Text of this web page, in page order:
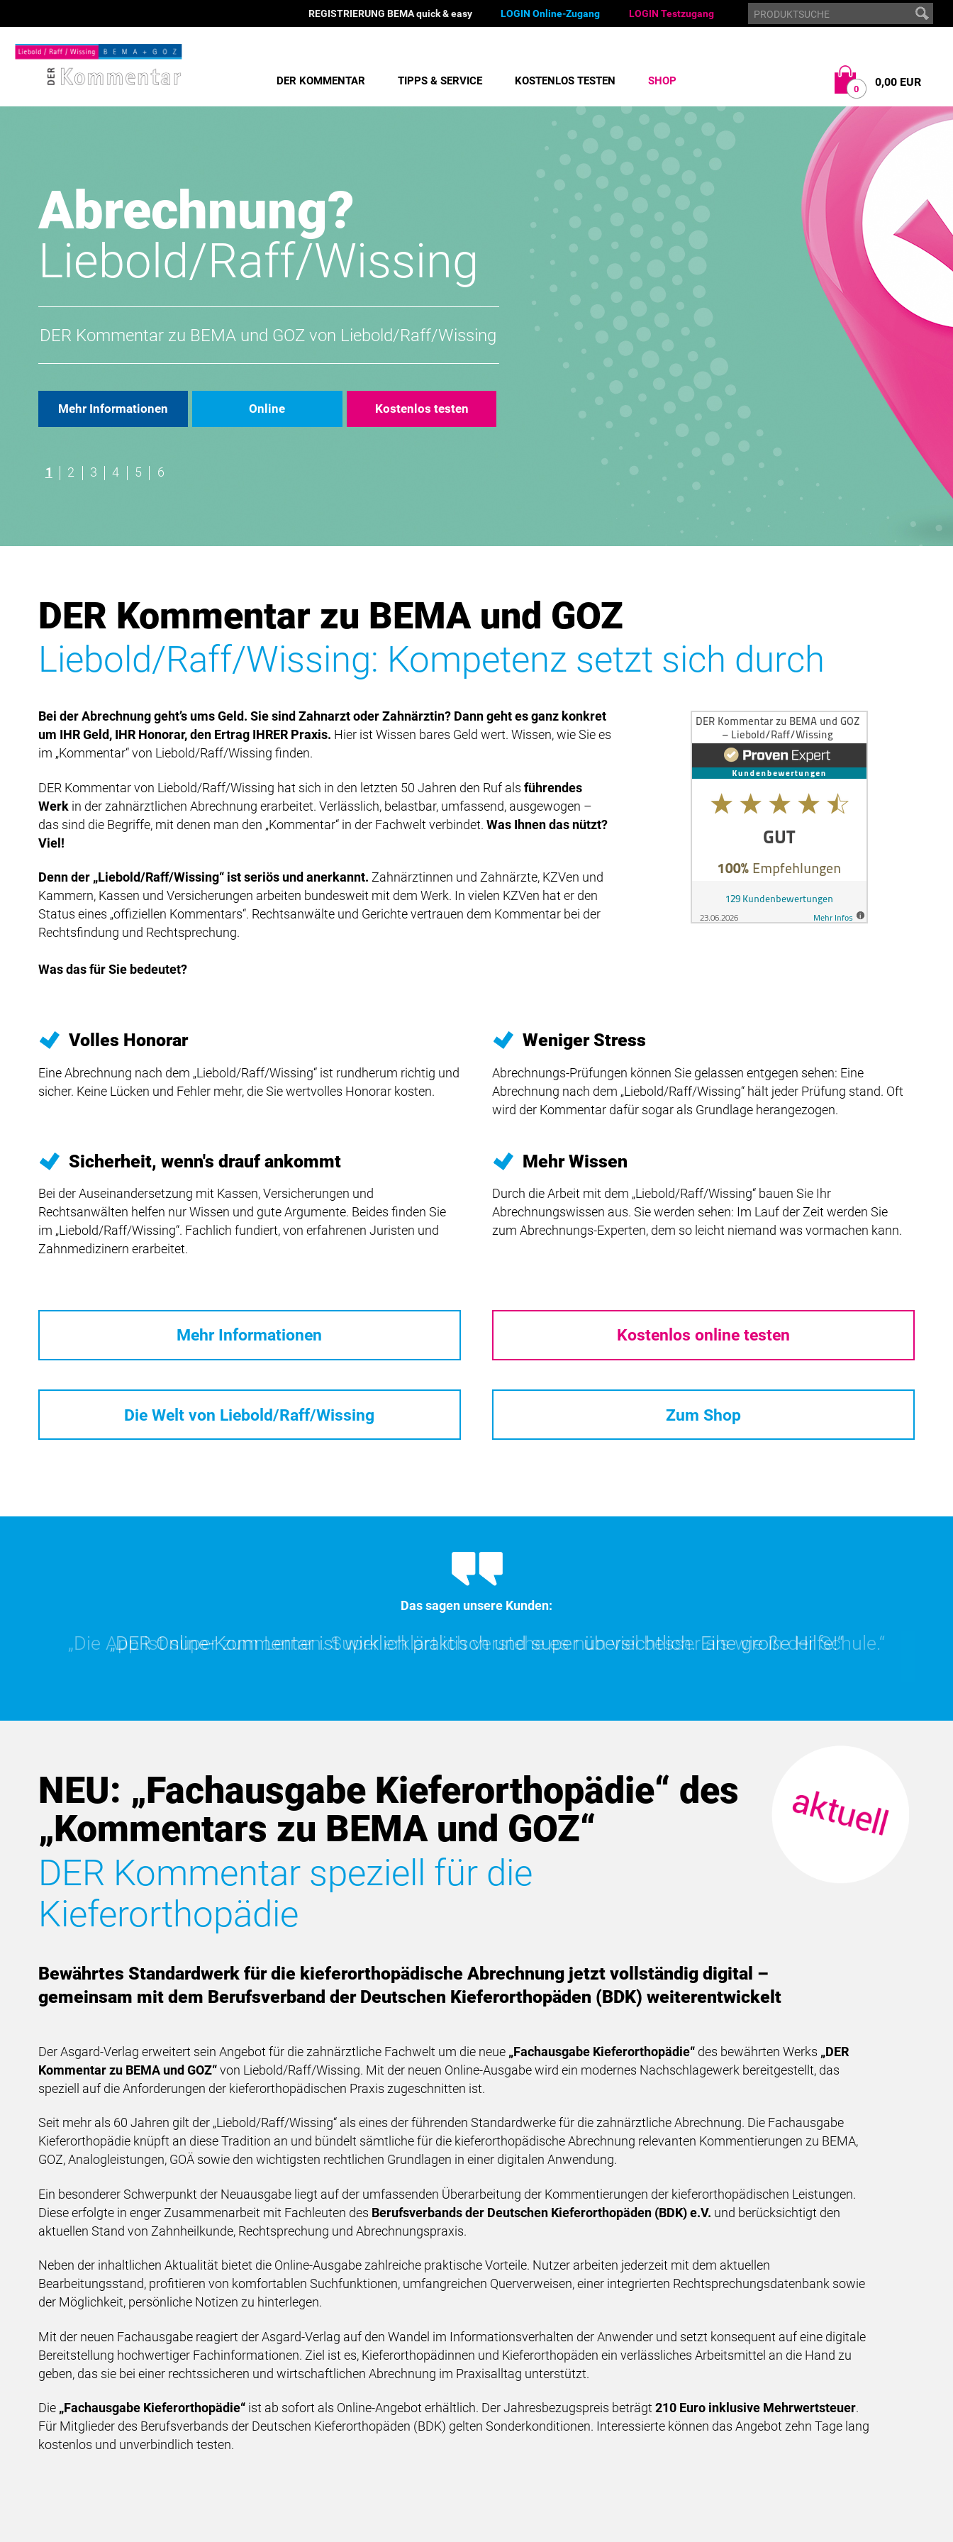
REGISTRIERUNG BEMA quick & easy LOGIN Online-Zugang LOGIN Testzugang
DER KOMMENTAR TIPPS & SERVICE KOSTENLOS TESTEN SHOP
0 0,00 EUR
1 2 3 4 5 6
Abrechnung?
Liebold/Raff/Wissing
DER Kommentar zu BEMA und GOZ von Liebold/Raff/Wissing
Mehr Informationen Online Kostenlos testen
DER Kommentar zu BEMA und GOZ
Liebold/Raff/Wissing: Kompetenz setzt sich durch
Bei der Abrechnung geht’s ums Geld. Sie sind Zahnarzt oder Zahnärztin? Dann geht es ganz konkret
um IHR Geld, IHR Honorar, den Ertrag IHRER Praxis. Hier ist Wissen bares Geld wert. Wissen, wie Sie es
im „Kommentar“ von Liebold/Raff/Wissing finden.
DER Kommentar von Liebold/Raff/Wissing hat sich in den letzten 50 Jahren den Ruf als führendes
Werkin der zahnärztlichen Abrechnung erarbeitet. Verlässlich, belastbar, umfassend, ausgewogen –
das sind die Begriffe, mit denen man den „Kommentar“ in der Fachwelt verbindet. Was Ihnen das nützt?
Viel!
Denn der „Liebold/Raff/Wissing“ ist seriös und anerkannt. Zahnärztinnen und Zahnärzte, KZVen und
Kammern, Kassen und Versicherungen arbeiten bundesweit mit dem Werk. In vielen KZVen hat er den
Status eines „offiziellen Kommentars“. Rechtsanwälte und Gerichte vertrauen dem Kommentar bei der
Rechtsfindung und Rechtsprechung.
Was das für Sie bedeutet?
Volles Honorar
Eine Abrechnung nach dem „Liebold/Raff/Wissing“ ist rundherum richtig und
sicher. Keine Lücken und Fehler mehr, die Sie wertvolles Honorar kosten.
Weniger Stress
Abrechnungs-Prüfungen können Sie gelassen entgegen sehen: Eine
Abrechnung nach dem „Liebold/Raff/Wissing“ hält jeder Prüfung stand. Oft
wird der Kommentar dafür sogar als Grundlage herangezogen.
Sicherheit, wenn's drauf ankommt
Bei der Auseinandersetzung mit Kassen, Versicherungen und
Rechtsanwälten helfen nur Wissen und gute Argumente. Beides finden Sie
im „Liebold/Raff/Wissing“. Fachlich fundiert, von erfahrenen Juristen und
Zahnmedizinern erarbeitet.
Mehr Wissen
Durch die Arbeit mit dem „Liebold/Raff/Wissing“ bauen Sie Ihr
Abrechnungswissen aus. Sie werden sehen: Im Lauf der Zeit werden Sie
zum Abrechnungs-Experten, dem so leicht niemand was vormachen kann.
Mehr Informationen Kostenlos online testen
Die Welt von Liebold/Raff/Wissing Zum Shop
Das sagen unsere Kunden:
„DER Online-Kommentar ist wirklich praktisch und super übersichtlich. Eine große Hilfe!“
„Die App ist super zum Lernen. Super erklärt ich verstehe es nun viel besser als wie in der Schule.“
NEU: „Fachausgabe Kieferorthopädie“ des
„Kommentars zu BEMA und GOZ“
DER Kommentar speziell für die
Kieferorthopädie
Bewährtes Standardwerk für die kieferorthopädische Abrechnung jetzt vollständig digital –
gemeinsam mit dem Berufsverband der Deutschen Kieferorthopäden (BDK) weiterentwickelt
Der Asgard-Verlag erweitert sein Angebot für die zahnärztliche Fachwelt um die neue „Fachausgabe Kieferorthopädie“des bewährten Werks „DER
Kommentar zu BEMA und GOZ“von Liebold/Raff/Wissing. Mit der neuen Online-Ausgabe wird ein modernes Nachschlagewerk bereitgestellt, das
speziell auf die Anforderungen der kieferorthopädischen Praxis zugeschnitten ist.
Seit mehr als 60 Jahren gilt der „Liebold/Raff/Wissing“ als eines der führenden Standardwerke für die zahnärztliche Abrechnung. Die Fachausgabe
Kieferorthopädie knüpft an diese Tradition an und bündelt sämtliche für die kieferorthopädische Abrechnung relevanten Kommentierungen zu BEMA,
GOZ, Analogleistungen, GOÄ sowie den wichtigsten rechtlichen Grundlagen in einer digitalen Anwendung.
Ein besonderer Schwerpunkt der Neuausgabe liegt auf der umfassenden Überarbeitung der Kommentierungen der kieferorthopädischen Leistungen.
Diese erfolgte in enger Zusammenarbeit mit Fachleuten des Berufsverbands der Deutschen Kieferorthopäden (BDK) e.V. und berücksichtigt den
aktuellen Stand von Zahnheilkunde, Rechtsprechung und Abrechnungspraxis.
Neben der inhaltlichen Aktualität bietet die Online-Ausgabe zahlreiche praktische Vorteile. Nutzer arbeiten jederzeit mit dem aktuellen
Bearbeitungsstand, profitieren von komfortablen Suchfunktionen, umfangreichen Querverweisen, einer integrierten Rechtsprechungsdatenbank sowie
der Möglichkeit, persönliche Notizen zu hinterlegen.
Mit der neuen Fachausgabe reagiert der Asgard-Verlag auf den Wandel im Informationsverhalten der Anwender und setzt konsequent auf eine digitale
Bereitstellung hochwertiger Fachinformationen. Ziel ist es, Kieferorthopädinnen und Kieferorthopäden ein verlässliches Arbeitsmittel an die Hand zu
geben, das sie bei einer rechtssicheren und wirtschaftlichen Abrechnung im Praxisalltag unterstützt.
Die „Fachausgabe Kieferorthopädie“ist ab sofort als Online-Angebot erhältlich. Der Jahresbezugspreis beträgt 210 Euro inklusive Mehrwertsteuer.
Für Mitglieder des Berufsverbands der Deutschen Kieferorthopäden (BDK) gelten Sonderkonditionen. Interessierte können das Angebot zehn Tage lang
kostenlos und unverbindlich testen.